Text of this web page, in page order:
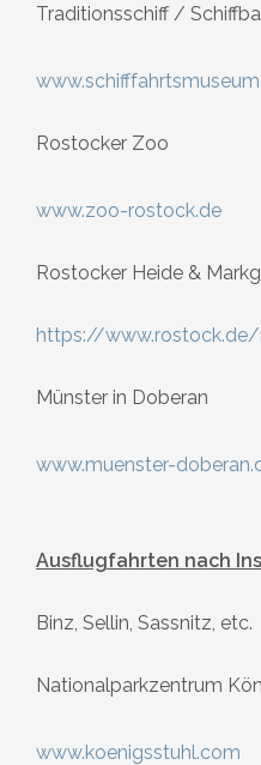
Traditionsschiff /
Rostocker Zoo
www.zoo-rostock.de
Rostocker Heide &
https://
Münster in Doberan
www.muenster-
Ausflugfahrten nach
Binz, Sellin, Sassnitz, etc.
Nationalparkzentrum
www.koenigsstuhl.com